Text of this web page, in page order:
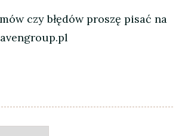
czy błędów proszę pisać na